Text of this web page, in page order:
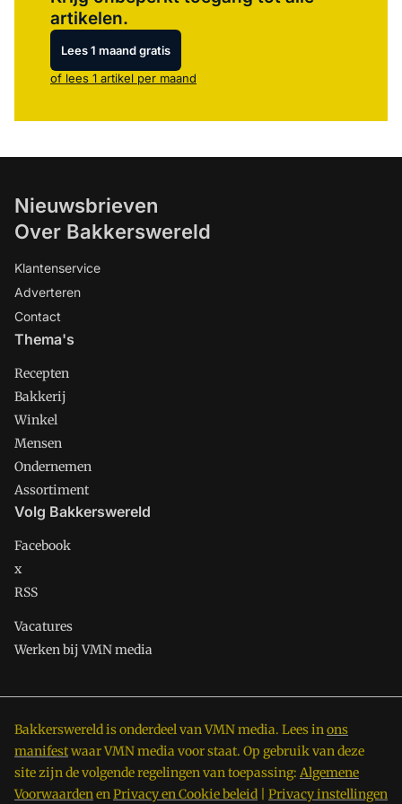
artikelen.
Lees 1 maand gratis
of lees 1 artikel per maand
Nieuwsbrieven
Over Bakkerswereld
Klantenservice
Adverteren
Contact
Thema's
Recepten
Bakkerij
Winkel
Mensen
Ondernemen
Assortiment
Volg Bakkerswereld
Facebook
x
RSS
Vacatures
Werken bij VMN media
Bakkerswereld is onderdeel van VMN media. Lees inons
manifestwaar VMN media voor staat. Op gebruik van deze
site zijn de volgende regelingen van toepassing: Algemene
VoorwaardenenPrivacy en Cookie beleid Privacy instellingen